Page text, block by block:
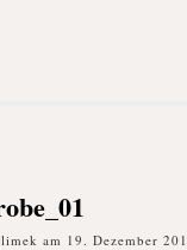
am 19. Dezember